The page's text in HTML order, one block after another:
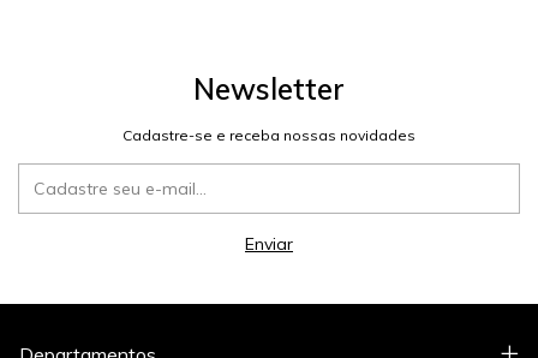
Newsletter
Cadastre-se e receba nossas novidades